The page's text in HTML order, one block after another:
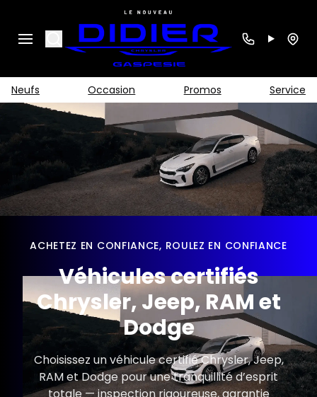
Search
Neufs Occasion Promos Service
ACHETEZ EN CONFIANCE, ROULEZ EN CONFIANCE
Véhicules certifiés
Chrysler, Jeep, RAM et
Dodge
Choisissez un véhicule certifié Chrysler, Jeep,
RAM et Dodge pour une tranquillité d’esprit